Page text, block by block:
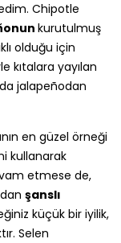
Chipotle
kurutulmuş
olduğu için
kıtalara yayılan
da jalapeñodan
en güzel örneği
kullanarak
etmese de,
şanslı
küçük bir iyilik,
Selen